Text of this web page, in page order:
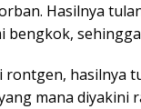
Hasilnya
bengkok,
rontgen, hasilnya
mana diyakini